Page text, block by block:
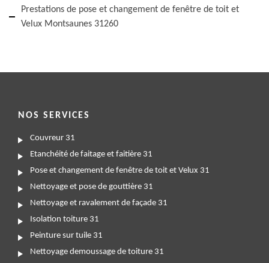
Prestations de pose et changement de fenêtre de toit et
Velux Montsaunes 31260
NOS SERVICES
Couvreur 31
Etanchéité de faitage et faitière 31
Pose et changement de fenêtre de toit et Velux 31
Nettoyage et pose de gouttière 31
Nettoyage et ravalement de façade 31
Isolation toiture 31
Peinture sur tuile 31
Nettoyage demoussage de toiture 31